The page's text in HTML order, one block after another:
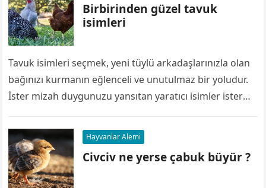
Birbirinden güzel tavuk
isimleri
Tavuk isimleri seçmek, yeni tüylü arkadaşlarınızla olan
bağınızı kurmanın eğlenceli ve unutulmaz bir yoludur.
İster mizah duygunuzu yansıtan yaratıcı isimler ister
Hayvanlar Alemi
Civciv ne yerse çabuk büyür ?